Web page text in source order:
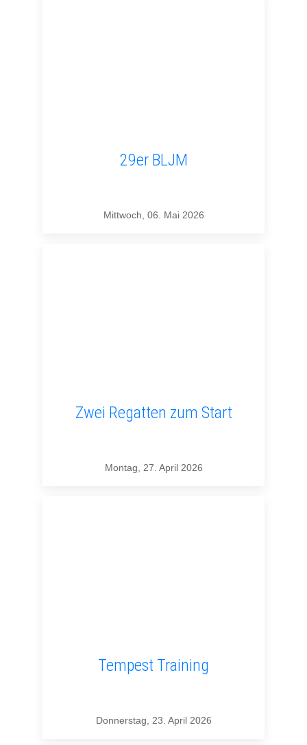
29er BLJM
Mittwoch, 06. Mai 2026
Zwei Regatten zum Start
Montag, 27. April 2026
Tempest Training
Donnerstag, 23. April 2026